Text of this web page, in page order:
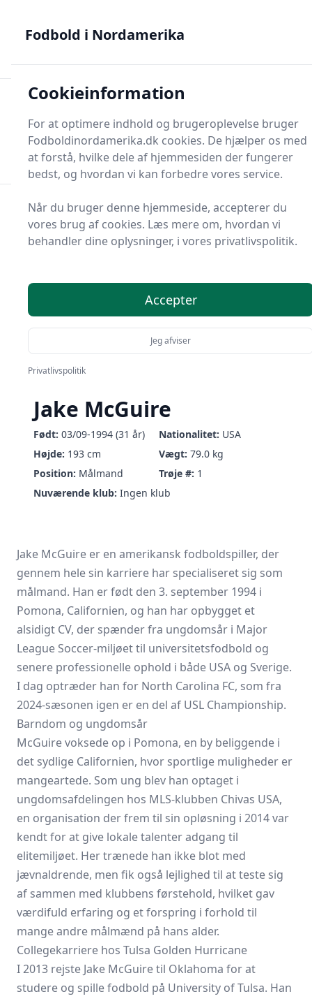
til nordamerikansk fodbold
Fodbold i
Menu
Søg
Jake McGuire
Født: 03/09-1994 (31 år) Nationalitet: USA
Højde: 193 cm Vægt: 79.0 kg
Position: Målmand Trøje #: 1
Nuværende klub: Ingen klub
Jake McGuire er en amerikansk fodboldspiller, der
gennem hele sin karriere har specialiseret sig som
målmand. Han er født den 3. september 1994 i
Pomona, Californien, og han har opbygget et
alsidigt CV, der spænder fra ungdomsår i Major
League Soccer-miljøet til universitetsfodbold og
senere professionelle ophold i både USA og Sverige.
I dag optræder han for North Carolina FC, som fra
2024-sæsonen igen er en del af USL Championship.
Barndom og ungdomsår
McGuire voksede op i Pomona, en by beliggende i
det sydlige Californien, hvor sportlige muligheder er
mangeartede. Som ung blev han optaget i
ungdomsafdelingen hos MLS-klubben Chivas USA,
en organisation der frem til sin opløsning i 2014 var
kendt for at give lokale talenter adgang til
elitemiljøet. Her trænede han ikke blot med
jævnaldrende, men fik også lejlighed til at teste sig
af sammen med klubbens førstehold, hvilket gav
værdifuld erfaring og et forspring i forhold til
mange andre målmænd på hans alder.
Collegekarriere hos Tulsa Golden Hurricane
I 2013 rejste Jake McGuire til Oklahoma for at
studere og spille fodbold på University of Tulsa. Han
Fodbold i Nordamerika
Cookieinformation
For at optimere indhold og brugeroplevelse bruger
Fodboldinordamerika.dk cookies. De hjælper os med
at forstå, hvilke dele af hjemmesiden der fungerer
bedst, og hvordan vi kan forbedre vores service.
Når du bruger denne hjemmeside, accepterer du
vores brug af cookies. Læs mere om, hvordan vi
behandler dine oplysninger, i vores privatlivspolitik.
Accepter
Jeg afviser
Privatlivspolitik